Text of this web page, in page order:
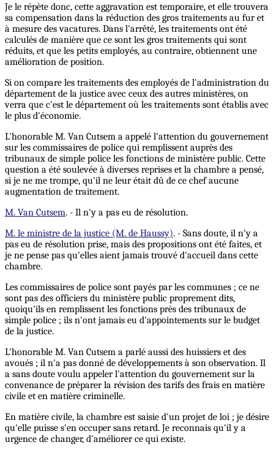
Je le répète donc, cette aggravation est temporaire, et elle trouvera
sa compensation dans la réduction des gros traitements au fur et
à mesure des vacatures. Dans l'arrêté, les traitements ont été
calculés de manière que ce sont les gros traitements qui sont
réduits, et que les petits employés, au contraire, obtiennent une
amélioration de position.
Si on compare les traitements des employés de l'administration du
département de la justice avec ceux des autres ministères, on
verra que c'est le département où les traitements sont établis avec
le plus d'économie.
L'honorable M. Van Cutsem a appelé l'attention du gouvernement
sur les commissaires de police qui remplissent auprès des
tribunaux de simple police les fonctions de ministère public. Cette
question a été soulevée à diverses reprises et la chambre a pensé,
si je ne me trompe, qu'il ne leur était dû de ce chef aucune
augmentation de traitement.
M. Van Cutsem. - Il n'y a pas eu de résolution.
M. le ministre de la justice (M. de Haussy). - Sans doute, il n'y a
pas eu de résolution prise, mais des propositions ont été faites, et
je ne pense pas qu'elles aient jamais trouvé d'accueil dans cette
chambre.
Les commissaires de police sont payés par les communes ; ce ne
sont pas des officiers du ministère public proprement dits,
quoiqu'ils en remplissent les fonctions près des tribunaux de
simple police ; ils n'ont jamais eu d'appointements sur le budget
de la justice.
L'honorable M. Van Cutsem a parlé aussi des huissiers et des
avoués ; il n'a pas donné de développements à son observation. Il
a sans doute voulu appeler l'attention du gouvernement sur la
convenance de préparer la révision des tarifs des frais en matière
civile et en matière criminelle.
En matière civile, la chambre est saisie d'un projet de loi ; je désire
qu'elle puisse s'en occuper sans retard. Je reconnais qu'il y a
urgence de changer, d'améliorer ce qui existe.